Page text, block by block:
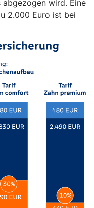
abgezogen wird. Eine
2.000 Euro ist bei